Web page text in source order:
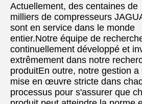
Actuellement, des centaines de
milliers de compresseurs
sont en service dans le monde
entier.Notre équipe de
continuellement développé et
extrêmement dans notre
produitEn outre, notre gestion a
mise en œuvre stricte dans
processus pour s'assurer que